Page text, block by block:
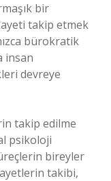
bir
takip etmek
bürokratik
insan
devreye
takip edilme
psikoloji
bireyler
takibi,